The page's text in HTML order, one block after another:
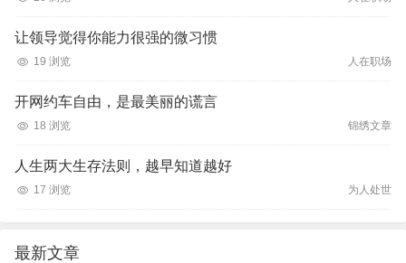
让领导觉得你能力很强的微习惯
19 浏览 人在职场
开网约车自由，是最美丽的谎言
18 浏览 锦绣文章
人生两大生存法则，越早知道越好
17 浏览 为人处世
最新文章